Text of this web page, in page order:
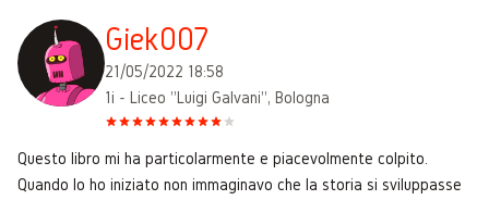
Giek007
21/05/2022 18:58
1i - Liceo "Luigi Galvani", Bologna
Questo libro mi ha particolarmente e piacevolmente colpito.
Quando lo ho iniziato non immaginavo che la storia si sviluppasse